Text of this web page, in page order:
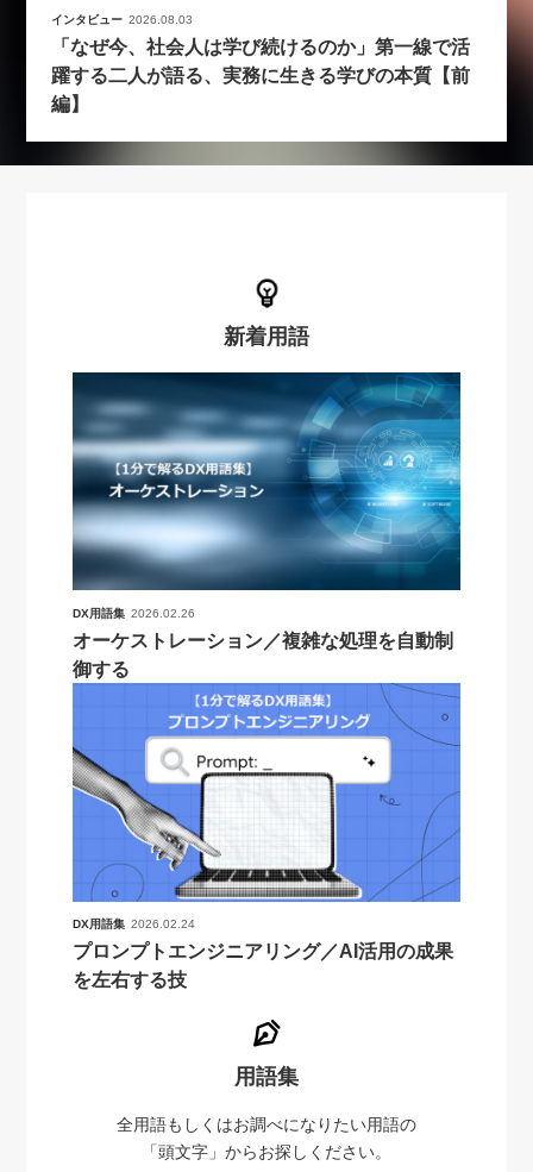
インタビュー 2026.08.03
「なぜ今、社会人は学び続けるのか」第一線で活
躍する二人が語る、実務に生きる学びの本質【前
編】
新着用語
DX用語集 2026.02.26
オーケストレーション／複雑な処理を自動制
御する
DX用語集 2026.02.24
プロンプトエンジニアリング／AI活用の成果
を左右する技
用語集
全用語もしくはお調べになりたい用語の
「頭文字」からお探しください。